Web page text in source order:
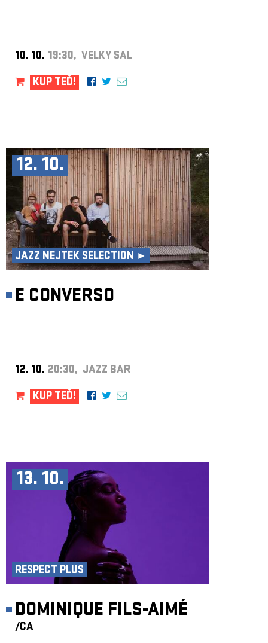
10. 10. 19:30, VELKÝ SÁL
KUP TEĎ!
12. 10.
JAZZ NEJTEK SELECTION ►
E CONVERSO
12. 10. 20:30, JAZZ BAR
KUP TEĎ!
13. 10.
RESPECT PLUS
DOMINIQUE FILS-AIMÉ
/CA